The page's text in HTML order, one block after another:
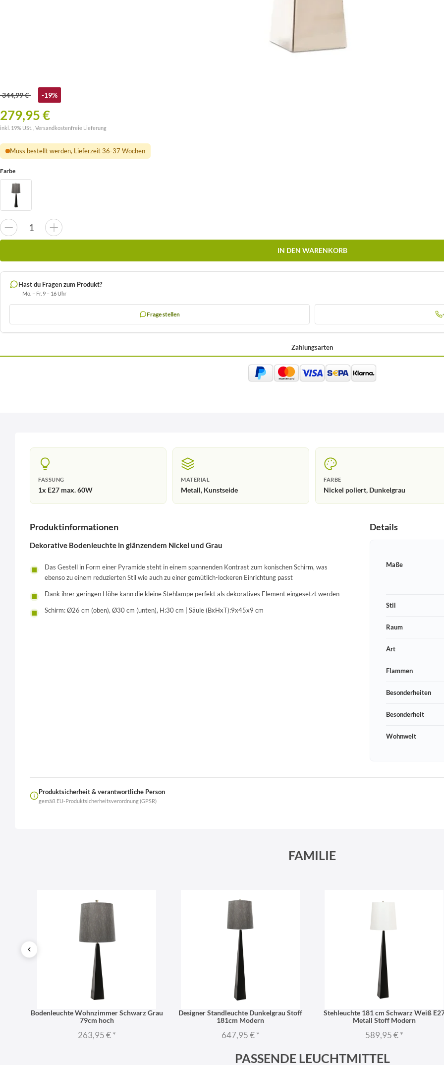
344,99 € -19%
279,95 €
inkl. 19% USt. , Versandkostenfreie Lieferung
Muss bestellt werden, Lieferzeit 36-37 Wochen
Farbe
IN DEN WARENKORB
Hast du Fragen zum Produkt?
Mo. – Fr. 9 – 16 Uhr
Frage stellen
Zahlungsarten
FASSUNG
1x E27 max. 60W
MATERIAL
Metall, Kunstseide
FARBE
Nickel poliert, Dunkelgrau
Produktinformationen
Dekorative Bodenleuchte in glänzendem Nickel und Grau
Das Gestell in Form einer Pyramide steht in einem spannenden Kontrast zum konischen Schirm, was
ebenso zu einem reduzierten Stil wie auch zu einer gemütlich-lockeren Einrichtung passt
Dank ihrer geringen Höhe kann die kleine Stehlampe perfekt als dekoratives Element eingesetzt werden
Schirm: Ø26 cm (oben), Ø30 cm (unten), H:30 cm | Säule (BxHxT):9x45x9 cm
Details
Maße
Stil
Raum
Art
Flammen
Besonderheiten
Besonderheit
Wohnwelt
Produktsicherheit & verantwortliche Person
gemäß EU-Produktsicherheitsverordnung (GPSR)
FAMILIE
Bodenleuchte Wohnzimmer Schwarz Grau
79cm hoch
263,95 €*
Designer Standleuchte Dunkelgrau Stoff
181cm Modern
647,95 €*
Stehleuchte 181 cm Schwarz Weiß
Metall Stoff Modern
589,95 €*
PASSENDE LEUCHTMITTEL